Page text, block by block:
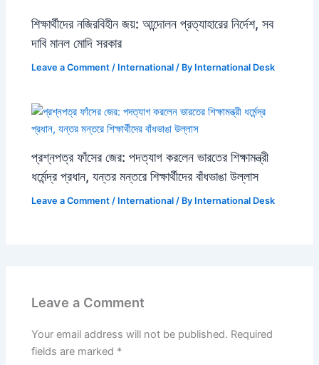
শিক্ষার্থীদের নজিরবিহীন জয়: আন্দোলন প্রত্যাহারের নির্দেশ, সব
দাবি মানল মোদি সরকার
Leave a Comment / International / By International Desk
প্রশ্নপত্র ফাঁসের জের: পদত্যাগ করলেন ভারতের শিক্ষামন্ত্রী
ধর্মেন্দ্র প্রধান, যন্তর মন্তরে শিক্ষার্থীদের বাঁধভাঙা উল্লাস
Leave a Comment / International / By International Desk
Leave a Comment
Your email address will not be published. Required
fields are marked *